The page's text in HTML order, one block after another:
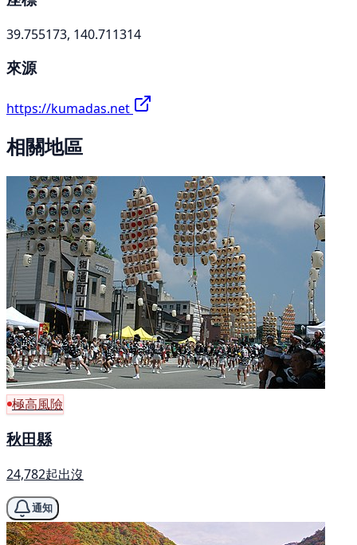
39.755173, 140.711314
來源
https://kumadas.net
相關地區
極高風險
秋田縣
24,782起出沒
通知